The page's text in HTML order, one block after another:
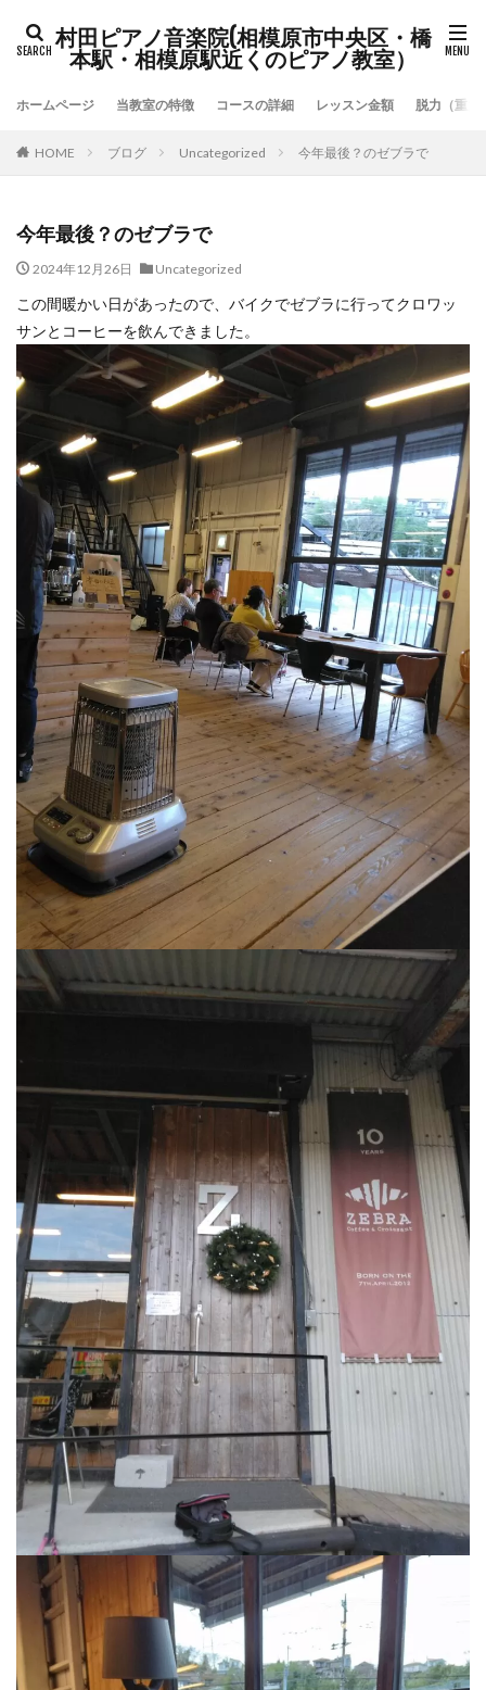
村田ピアノ音楽院(相模原市中央区・橋
本駅・相模原駅近くのピアノ教室）
ホームページ 当教室の特徴 コースの詳細 レッスン金額 脱力（重力
HOME ブログ Uncategorized 今年最後？のゼブラで
今年最後？のゼブラで
2024年12月26日 Uncategorized
この間暖かい日があったので、バイクでゼブラに行ってクロワッ
サンとコーヒーを飲んできました。